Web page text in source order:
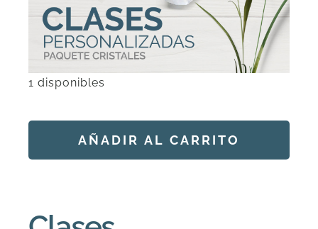
ARTÍCULOS
ACERCA
1 disponibles
Personalizadas:
AÑADIR AL CARRITO